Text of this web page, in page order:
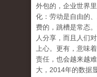
外包的，企业世界
化：劳动是自由的
费的，跳槽是常态
人分享，而且人们
上心。更有，意味
责任，也会越来越
大，2014年的数据